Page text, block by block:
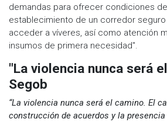
demandas para ofrecer condiciones
establecimiento de un corredor
acceder a víveres, así como atención
insumos de primera necesidad".
"La violencia nunca será
Segob
“La violencia nunca será el camino. El
construcción de acuerdos y la